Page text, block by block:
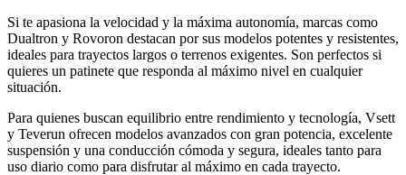
Si te apasiona la velocidad y la máxima autonomía, marcas como
Dualtron y Rovoron destacan por sus modelos potentes y resistentes,
ideales para trayectos largos o terrenos exigentes. Son perfectos si
quieres un patinete que responda al máximo nivel en cualquier
situación.
Para quienes buscan equilibrio entre rendimiento y tecnología, Vsett
y Teverun ofrecen modelos avanzados con gran potencia, excelente
suspensión y una conducción cómoda y segura, ideales tanto para
uso diario como para disfrutar al máximo en cada trayecto.